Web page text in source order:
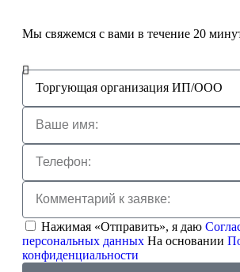
Мы свяжемся с вами в течение 20
Нажимая «Отправить», я даю
персональных данных На основании
конфиденциальности